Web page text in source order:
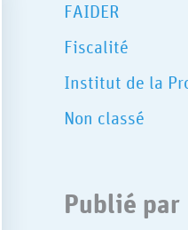
FAIDER
Fiscalité
Institut de la
Non classé
Publié par